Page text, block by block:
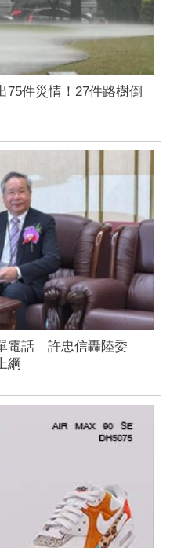
75件災情！27件路樹倒
電話 許忠信轟陸委
綱